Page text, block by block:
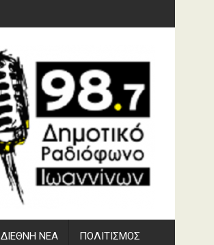
ΔΙΕΘΝΉ ΝΈΑ ΠΟΛΙΤΙΣΜΌΣ